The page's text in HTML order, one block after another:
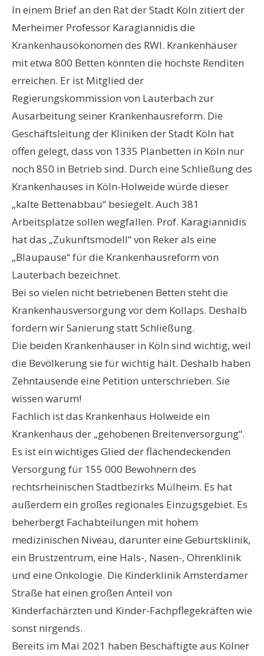
In einem Brief an den Rat der Stadt Köln zitiert der
Merheimer Professor Karagiannidis die
Krankenhausökonomen des RWI. Krankenhäuser
mit etwa 800 Betten könnten die höchste Renditen
erreichen. Er ist Mitglied der
Regierungskommission von Lauterbach zur
Ausarbeitung seiner Krankenhausreform. Die
Geschäftsleitung der Kliniken der Stadt Köln hat
offen gelegt, dass von 1335 Planbetten in Köln nur
noch 850 in Betrieb sind. Durch eine Schließung des
Krankenhauses in Köln-Holweide würde dieser
„kalte Bettenabbau“ besiegelt. Auch 381
Arbeitsplätze sollen wegfallen. Prof. Karagiannidis
hat das „Zukunftsmodell“ von Reker als eine
„Blaupause“ für die Krankenhausreform von
Lauterbach bezeichnet.
Bei so vielen nicht betriebenen Betten steht die
Krankenhausversorgung vor dem Kollaps. Deshalb
fordern wir Sanierung statt Schließung.
Die beiden Krankenhäuser in Köln sind wichtig, weil
die Bevölkerung sie für wichtig hält. Deshalb haben
Zehntausende eine Petition unterschrieben. Sie
wissen warum!
Fachlich ist das Krankenhaus Holweide ein
Krankenhaus der „gehobenen Breitenversorgung“.
Es ist ein wichtiges Glied der flächendeckenden
Versorgung für 155 000 Bewohnern des
rechtsrheinischen Stadtbezirks Mülheim. Es hat
außerdem ein großes regionales Einzugsgebiet. Es
beherbergt Fachabteilungen mit hohem
medizinischen Niveau, darunter eine Geburtsklinik,
ein Brustzentrum, eine Hals-, Nasen-, Ohrenklinik
und eine Onkologie. Die Kinderklinik Amsterdamer
Straße hat einen großen Anteil von
Kinderfachärzten und Kinder-Fachpflegekräften wie
sonst nirgends.
Bereits im Mai 2021 haben Beschäftigte aus Kölner